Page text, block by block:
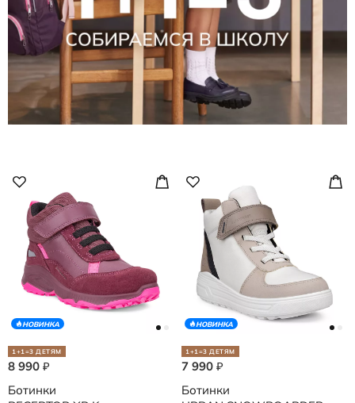
НОВИНКА
1+1=3 ДЕТЯМ
8 990 ₽
Ботинки
НОВИНКА
1+1=3 ДЕТЯМ
7 990 ₽
Ботинки